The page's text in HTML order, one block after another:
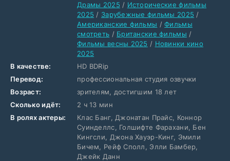
Драмы 2025 / Исторические фильмы
2025 / Зарубежные фильмы 2025 /
Американские фильмы /Фильмы
смотреть / Британские фильмы /
Фильмы весны 2025 / Новинки кино
2025
В качестве:
HD BDRip
Перевод:
профессиональная студия озвучки
Возраст:
зрителям, достигшим 18 лет
Сколько идёт:
2 ч 13 мин
В ролях актеры:
Клас Банг, Джонатан Прайс, Коннор
Суинделлс, Голшифте Фарахани, Бен
Кингсли, Джона Хауэр-Кинг, Эмили
Бичем, Рейф Сполл, Элли Бамбер,
Джейк Данн